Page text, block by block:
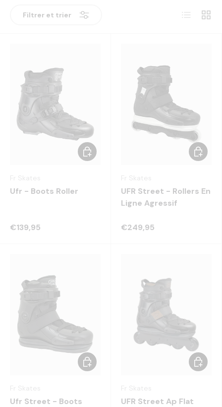
Filtrer et trier Liste Grille
Ufr - Boots Roller
€139,95
Choisir les options
UFR Street - Rollers En
Ligne Agressif
€249,95
Choisir
Ufr Street - Boots
Choisir les options
UFR Street Ap Flat
Choisir